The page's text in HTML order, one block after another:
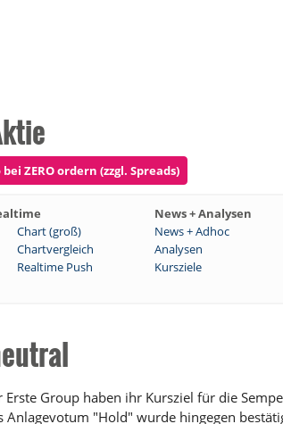
ZERO ordern (zzgl. Spreads)
News + Analysen
Chart (groß) News + Adhoc
Chartvergleich Analysen
Realtime Push Kursziele
Erste Group haben ihr Kursziel für die
Anlagevotum "Hold" wurde hingegen